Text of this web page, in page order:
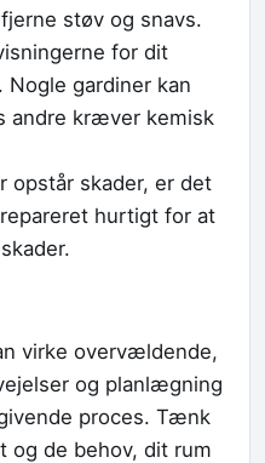
støv og snavs.
for dit
Nogle gardiner kan
andre kræver kemisk
opstår skader, er det
hurtigt for at
virke overvældende,
og planlægning
proces. Tænk
og de behov, dit rum